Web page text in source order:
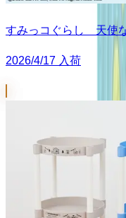
すみっコぐらし 天使
2026/4/17 入荷